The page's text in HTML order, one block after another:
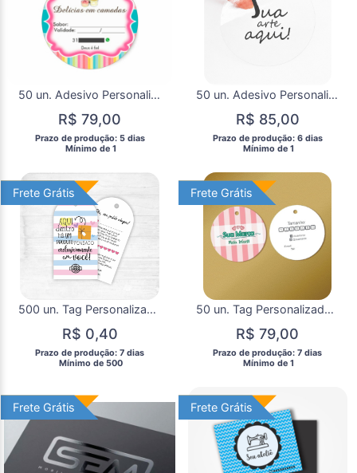
50 un. Adesivo Personalizado 5x5cm
R$ 79,00
Prazo de produção: 5 dias
  Mínimo de 1
50 un. Adesivo Personalizado Transparente 4x4cm
R$ 85,00
Prazo de produção: 6 dias
  Mínimo de 1
Frete Grátis
Frete Grátis
500 un. Tag Personalizada Semicircular
R$ 0,40
Prazo de produção: 7 dias
  Mínimo de 500
Frete Grátis
Frete Grátis
50 un. Tag Personalizada Redonda Etiqueta Roupas e Produtos
R$ 79,00
Prazo de produção: 7 dias
  Mínimo de 1
Frete Grátis
Frete Grátis Frete Grátis
Frete Grátis